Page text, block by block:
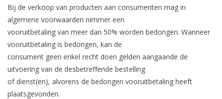
Bij de verkoop van producten aan consumenten mag in
algemene voorwaarden nimmer een
vooruitbetaling van meer dan 50% worden bedongen. Wanneer
vooruitbetaling is bedongen, kan de
consument geen enkel recht doen gelden aangaande de
uitvoering van de desbetreffende bestelling
of dienst(en), alvorens de bedongen vooruitbetaling heeft
plaatsgevonden.